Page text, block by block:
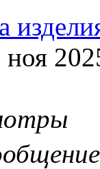
ноя